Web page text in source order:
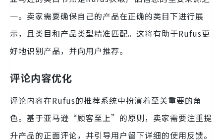
一。卖家需要确保自己的产品在正确的类目下进行展
示，且类目和产品类型精准匹配。这将有助于Rufus更
好地识别产品，并向用户推荐。
评论内容优化
评论内容在Rufus的推荐系统中扮演着至关重要的角
色。基于亚马逊“顾客至上”的原则，卖家需要注重提
升产品的正面评论，并引导用户留下详细的使用反馈。